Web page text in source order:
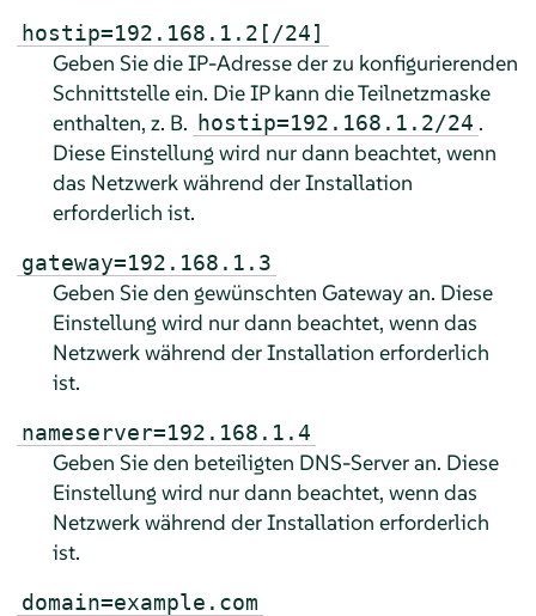
hostip=192.168.1.2[/24]
Geben Sie die IP-Adresse der zu konfigurierenden
Schnittstelle ein. Die IP kann die Teilnetzmaske
enthalten, z. B. hostip=192.168.1.2/24 .
Diese Einstellung wird nur dann beachtet, wenn
das Netzwerk während der Installation
erforderlich ist.
gateway=192.168.1.3
Geben Sie den gewünschten Gateway an. Diese
Einstellung wird nur dann beachtet, wenn das
Netzwerk während der Installation erforderlich
ist.
nameserver=192.168.1.4
Geben Sie den beteiligten DNS-Server an. Diese
Einstellung wird nur dann beachtet, wenn das
Netzwerk während der Installation erforderlich
ist.
domain=example.com